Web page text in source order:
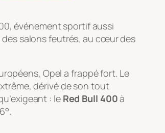
événement sportif aussi
des salons feutrés, au cœur des
Opel a frappé fort. Le
dérivé de son tout
: le Red Bull 400à